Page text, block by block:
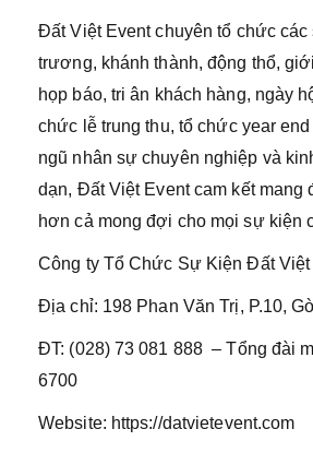
Đất Việt Event chuyên tổ chức
trương, khánh thành, động thổ,
họp báo, tri ân khách hàng, ngày
chức lễ trung thu, tổ chức year
ngũ nhân sự chuyên nghiệp và
dạn, Đất Việt Event cam kết mang
hơn cả mong đợi cho mọi sự kiện
Công ty Tổ Chức Sự Kiện Đất
Địa chỉ: 198 Phan Văn Trị, P.10,
ĐT: (028) 73 081 888 – Tổng đài
6700
Website: https://datvietevent.com